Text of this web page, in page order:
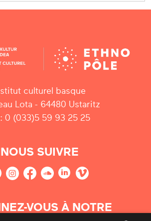
culturel basque
Lota - 64480 Ustaritz
0 (033)5 59 93 25 25
NOUS SUIVRE
VOUS À NOTRE